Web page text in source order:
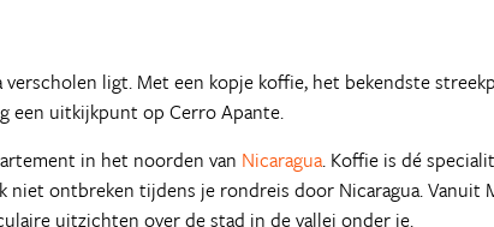
ligt. Met een kopje koffie, het bekendste
een uitkijkpunt op Cerro Apante.
in het noorden van Nicaragua. Koffie is dé
niet ontbreken tijdens je rondreis door Nicaragua. Vanuit
uitzichten over de stad in de vallei onder je.